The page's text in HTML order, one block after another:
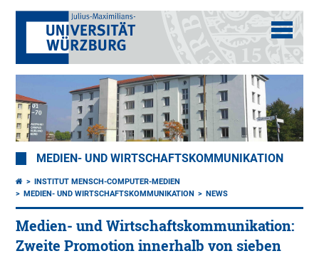
MEDIEN- UND WIRTSCHAFTSKOMMUNIKATION
INSTITUT MENSCH-COMPUTER-MEDIEN
MEDIEN- UND WIRTSCHAFTSKOMMUNIKATION
NEWS
Medien- und Wirtschaftskommunikation:
Zweite Promotion innerhalb von sieben